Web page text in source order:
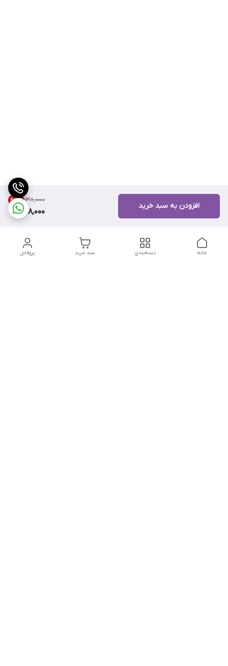
۱۳۸٬۰۰۰ 43%
78,000
افزودن به سبد خرید
پروفایل سبد خرید دسته‌بندی خانه